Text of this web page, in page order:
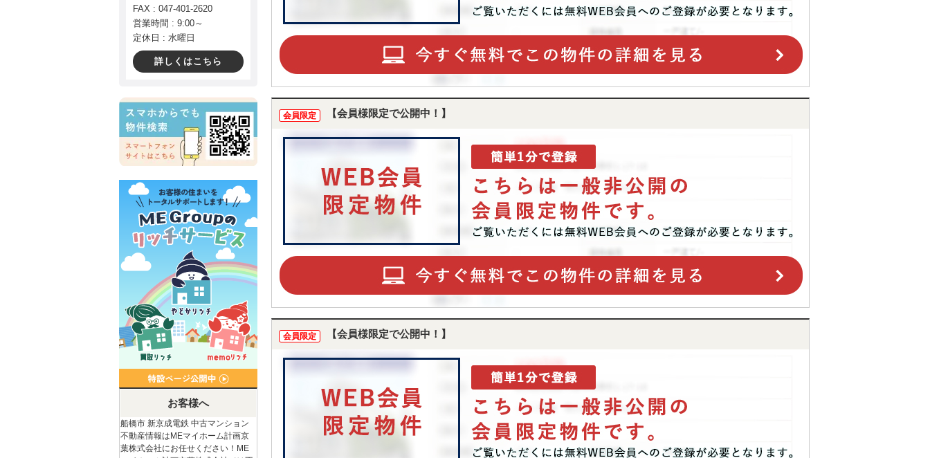
会員限定 【会員様限定で公開中！】
会員限定 【会員様限定で公開中！】
FAX : 047-401-2620
営業時間 : 9:00～
定休日 : 水曜日
詳しくはこちら
お客様へ
船橋市 新京成電鉄 中古マンション
不動産情報はMEマイホーム計画京
葉株式会社にお任せください！ME